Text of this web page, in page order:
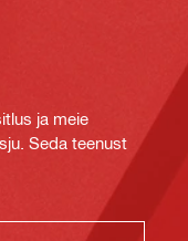
ja meie
Seda teenust